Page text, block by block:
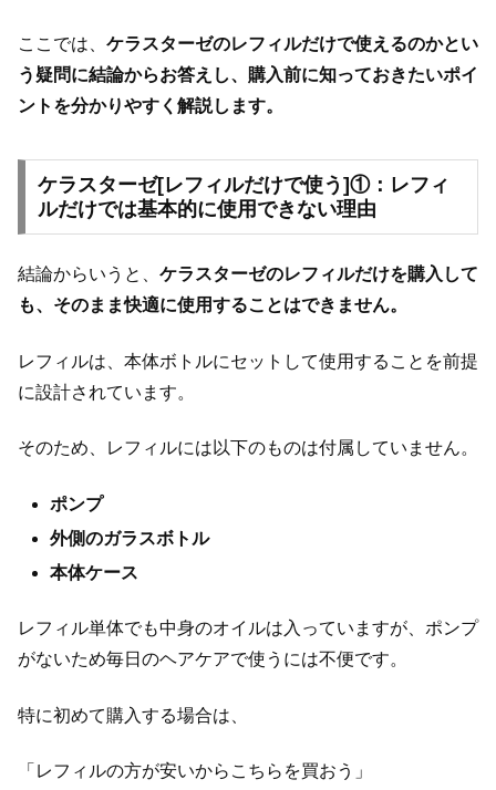
ここでは、 ケラスターゼのレフィルだけで使えるのかとい
う疑問に結論からお答えし、購入前に知っておきたいポイ
ントを分かりやすく解説します。
ケラスターゼ[レフィルだけで使う]①：レフィ
ルだけでは基本的に使用できない理由
結論からいうと、 ケラスターゼのレフィルだけを購入して
も、そのまま快適に使用することはできません。
レフィルは、本体ボトルにセットして使用することを前提
に設計されています。
そのため、レフィルには以下のものは付属していません。
ポンプ
外側のガラスボトル
本体ケース
レフィル単体でも中身のオイルは入っていますが、ポンプ
がないため毎日のヘアケアで使うには不便です。
特に初めて購入する場合は、
「レフィルの方が安いからこちらを買おう」